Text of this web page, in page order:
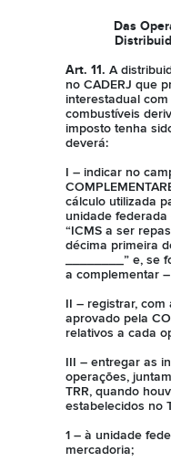
Das
Art. 11. A
no CADERJ que
interestadual
combustíveis
imposto tenha
deverá:
I – indicar no
cálculo utilizada
unidade
“ICMS a ser
décima primeira
________” e, se
a complementar
II – registrar,
aprovado pela
relativos a cada
III – entregar as
operações,
TRR, quando
estabelecidos no
1 – à unidade
mercadoria;